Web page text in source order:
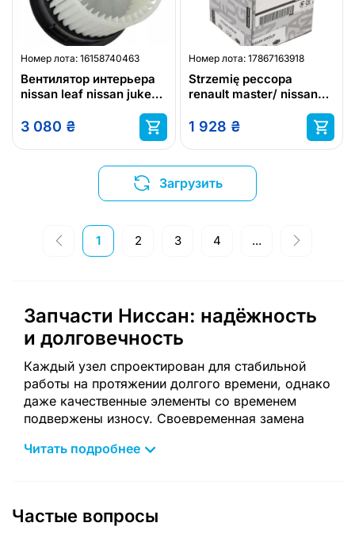
Номер лота: 16158740463
Вентилятор интерьера
nissan leaf nissan juke
3 080 ₴
Номер лота: 17867163918
Strzemię рессора
renault master/ nissan
5524700q0b
1 928 ₴
Загрузить
1 2 3 4 ...
Запчасти Ниссан: надёжность
и долговечность
Каждый узел спроектирован для стабильной
работы на протяжении долгого времени, однако
даже качественные элементы со временем
подвержены износу. Своевременная замена
работу всех систем и предотвращает сложные
быть критичными. Такой подход обеспечивает
Читать подробнее
Частые вопросы